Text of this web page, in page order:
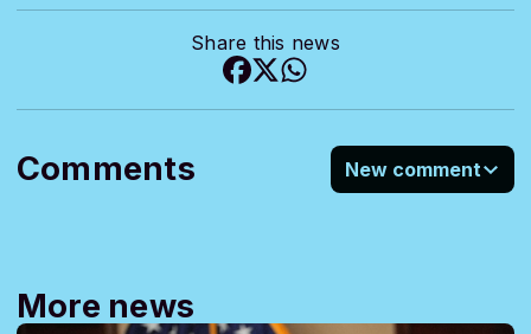
Share this news
Comments New comment
More news